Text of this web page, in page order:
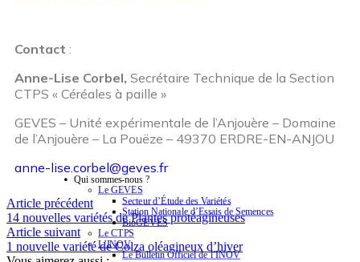
Contact :
Anne-Lise Corbel, Secrétaire Technique de la Section
CTPS « Céréales à paille »
GEVES – Unité expérimentale de l’Anjouère – Domaine
de l’Anjouère – La Pouëze – 49370 ERDRE-EN-ANJOU
anne-lise.corbel@geves.fr
Article précédent
14 nouvelles variétés de Plantes protéagineuses
Article suivant
1 nouvelle variété de Colza oléagineux d’hiver
Qui sommes-nous ?
Le GEVES
Secteur d’Étude des Variétés
Station Nationale d’Essais de Semences
BioGEVES
Le CTPS
L’INOV
Le Bulletin Officiel de l’INOV